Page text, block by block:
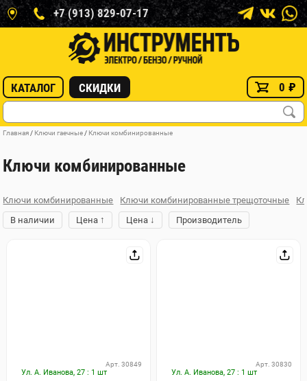
+7 (913) 829-07-17
КАТАЛОГ СКИДКИ 0 ₽
Главная / Ключи гаечные / Ключи комбинированные
Ключи комбинированные
Ключи комбинированные Ключи комбинированные трещоточные
В наличии
Цена ↑ Цена ↓ Производитель
Ул. А. Иванова, 27 : 1 шт
Арт. 30849
Ул. А. Иванова, 27 : 1 шт
Арт. 30830